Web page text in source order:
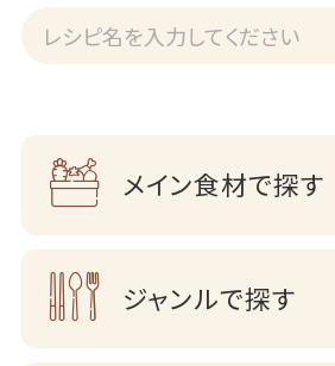
メイン食材で探す
ジャンルで探す